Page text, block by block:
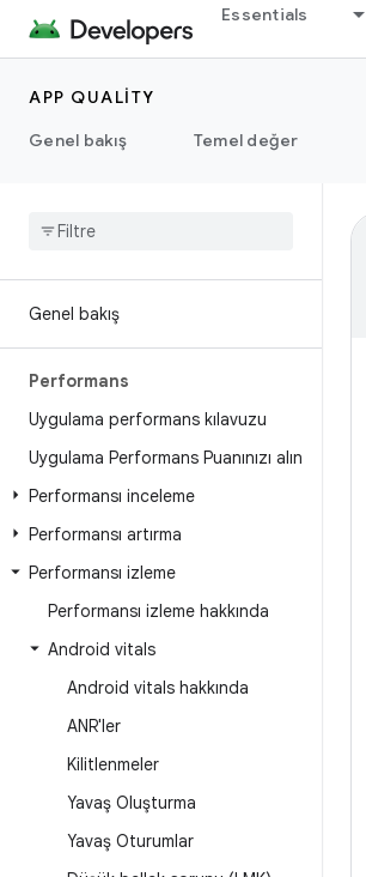
Essentials
APP QUALITY
Genel bakış
Temel değer
Genel bakış
Performans
Uygulama performans kılavuzu
Uygulama Performans Puanınızı alın
Performansı inceleme
Performansı artırma
Performansı izleme
Performansı izleme hakkında
Android vitals
Android vitals hakkında
ANR'ler
Kilitlenmeler
Yavaş Oluşturma
Yavaş Oturumlar